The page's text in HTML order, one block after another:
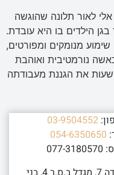
לאור תלונה שהוגשה
הילדים בו היא עובדת.
מנומקים ומפורטים,
נורמטיבית ואוהבת
את הגננת מעבודתה
03-9504552
054-6350650